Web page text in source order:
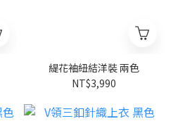
緹花袖紐結洋裝 兩色
NT$3,990